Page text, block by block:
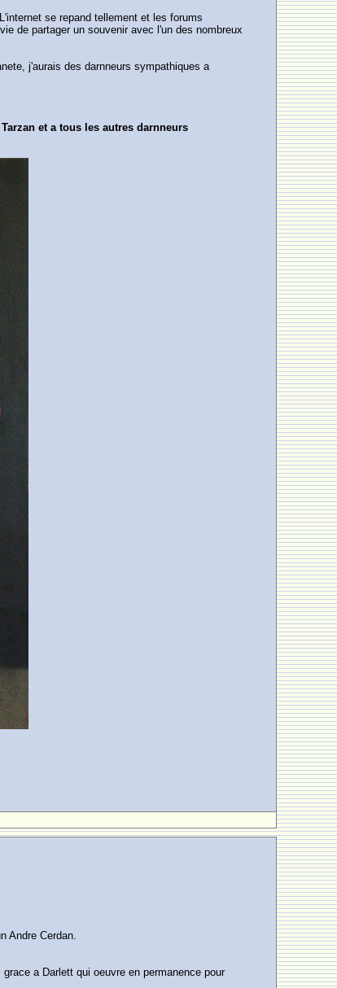
se repand tellement et les forums
de partager un souvenir avec l'un des nombreux
j'aurais des darnneurs sympathiques a
et a tous les autres darnneurs
Andre Cerdan.
a Darlett qui oeuvre en permanence pour